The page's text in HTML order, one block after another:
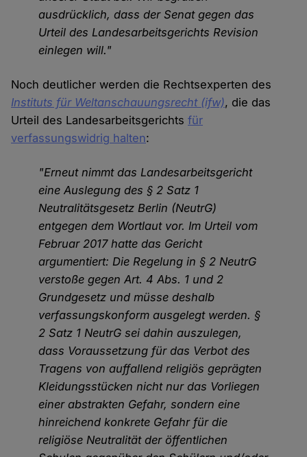
ausdrücklich, dass der Senat gegen das
Urteil des Landesarbeitsgerichts Revision
einlegen will."
Noch deutlicher werden die Rechtsexperten des
Instituts für Weltanschauungsrecht (ifw), die das
Urteil des Landesarbeitsgerichtsfür
verfassungswidrig halten:
"Erneut nimmt das Landesarbeitsgericht
eine Auslegung des § 2 Satz 1
Neutralitätsgesetz Berlin (NeutrG)
entgegen dem Wortlaut vor. Im Urteil vom
Februar 2017 hatte das Gericht
argumentiert: Die Regelung in § 2 NeutrG
verstoße gegen Art. 4 Abs. 1 und 2
Grundgesetz und müsse deshalb
verfassungskonform ausgelegt werden. §
2 Satz 1 NeutrG sei dahin auszulegen,
dass Voraussetzung für das Verbot des
Tragens von auffallend religiös geprägten
Kleidungsstücken nicht nur das Vorliegen
einer abstrakten Gefahr, sondern eine
hinreichend konkrete Gefahr für die
religiöse Neutralität der öffentlichen